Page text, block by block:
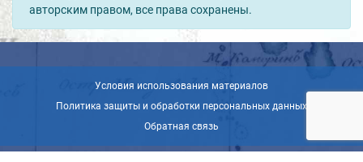
авторским правом, все права сохранены.
Условия использования материалов
Политика защиты и обработки персональных данных
Обратная связь